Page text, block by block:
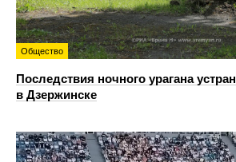
Общество
Последствия ночного урагана
в Дзержинске